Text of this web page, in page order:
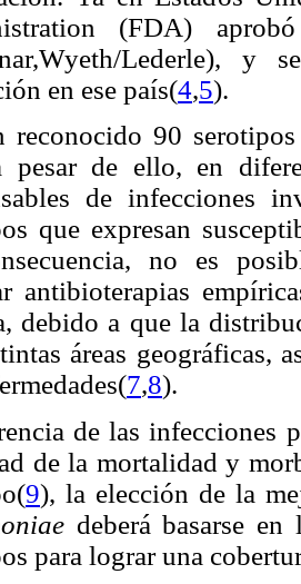
(FDA)
Lederle), y
en ese país(4,5).
reconocido 90
pesar de ello, en
de infecciones
que expresan
no es
antibioterapias
debido a que la
áreas geográficas,
7,8).
de las infecciones
de la mortalidad y
9), la elección de la
deberá basarse
para lograr una